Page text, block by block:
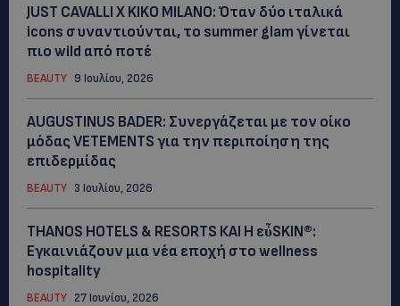
JUST CAVALLI X KIKO MILANO: Όταν δύο ιταλικά
icons συναντιούνται, το summer glam γίνεται
πιο wild από ποτέ
BEAUTY 9 Ιουλίου, 2026
AUGUSTINUS BADER: Συνεργάζεται με τον οίκο
μόδας VETEMENTS για την περιποίηση της
επιδερμίδας
BEAUTY 3 Ιουλίου, 2026
THANOS HOTELS & RESORTS ΚΑΙ H εὖSKIN®:
Εγκαινιάζουν μια νέα εποχή στο wellness
hospitality
BEAUTY 27 Ιουνίου, 2026